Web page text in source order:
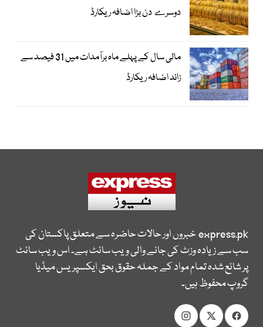
دوسرے دن بڑا اضافہ ریکارڈ
مالی سال کے پہلے ماہ برآمدات میں 31 فیصد سے
زائد اضافہ ریکارڈ
express.pkخبروں اور حالات حاضرہ سے متعلق پاکستان کی
سب سے زیادہ وزٹ کی جانے والی ویب سائٹ ہے۔ اس ویب سائٹ
پر شائع شدہ تمام مواد کے جملہ حقوق بحق ایکسپریس میڈیا
گروپ محفوظ ہیں۔